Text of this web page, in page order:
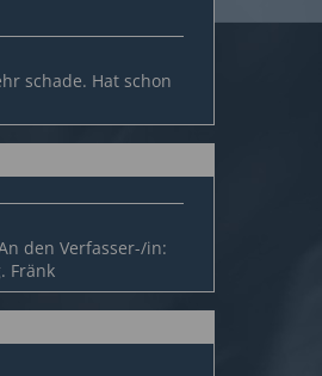
schade. Hat schon
den Verfasser-/in:
Fränk